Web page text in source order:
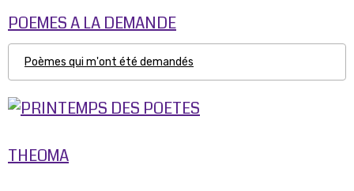
POEMES A LA DEMANDE
Poèmes qui m'ont été demandés
THEOMA